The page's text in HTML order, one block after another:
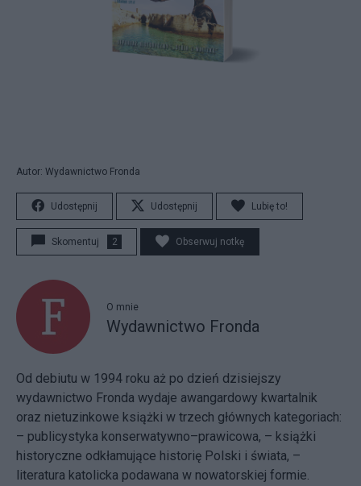
Autor: Wydawnictwo Fronda
Udostępnij Udostępnij Lubię to!
Skomentuj 2 Obserwuj notkę
O mnie
Wydawnictwo Fronda
Od debiutu w 1994 roku aż po dzień dzisiejszy
wydawnictwo Fronda wydaje awangardowy kwartalnik
oraz nietuzinkowe książki w trzech głównych kategoriach:
– publicystyka konserwatywno–prawicowa, – książki
historyczne odkłamujące historię Polski i świata, –
literatura katolicka podawana w nowatorskiej formie.